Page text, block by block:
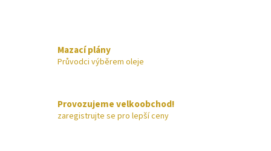
Mazací plány
Průvodci výběrem oleje
Provozujeme velkoobchod!
zaregistrujte se pro lepší ceny